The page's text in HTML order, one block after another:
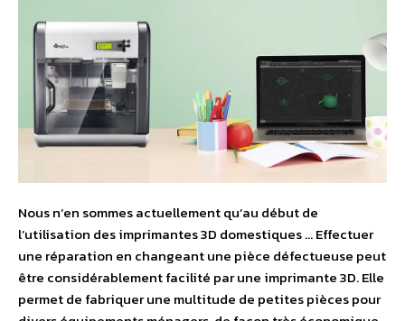
Nous n’en sommes actuellement qu’au début de
l’utilisation des imprimantes 3D domestiques … Effectuer
une réparation en changeant une pièce défectueuse peut
être considérablement facilité par une imprimante 3D. Elle
permet de fabriquer une multitude de petites pièces pour